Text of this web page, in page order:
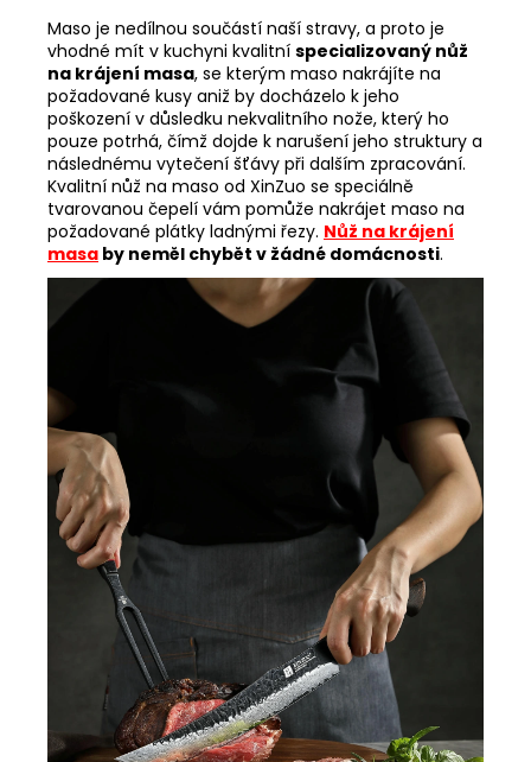
Maso je nedílnou součástí naší stravy, a proto je
vhodné mít v kuchyni kvalitní specializovaný nůž
na krájení masa, se kterým maso nakrájíte na
požadované kusy aniž by docházelo k jeho
poškození v důsledku nekvalitního nože, který ho
pouze potrhá, čímž dojde k narušení jeho struktury a
následnému vytečení šťávy při dalším zpracování.
Kvalitní nůž na maso od XinZuo se speciálně
tvarovanou čepelí vám pomůže nakrájet maso na
požadované plátky ladnými řezy. Nůž na krájení
masa by neměl chybět v žádné domácnosti.